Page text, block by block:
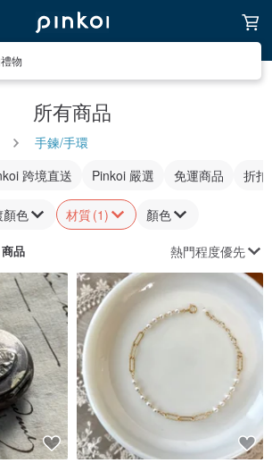
物
所有商品
手鍊/手環
跨境直送 Pinkoi 嚴選 免運商品 折扣
顏色 材質(1) 顏色
品 熱門程度優先